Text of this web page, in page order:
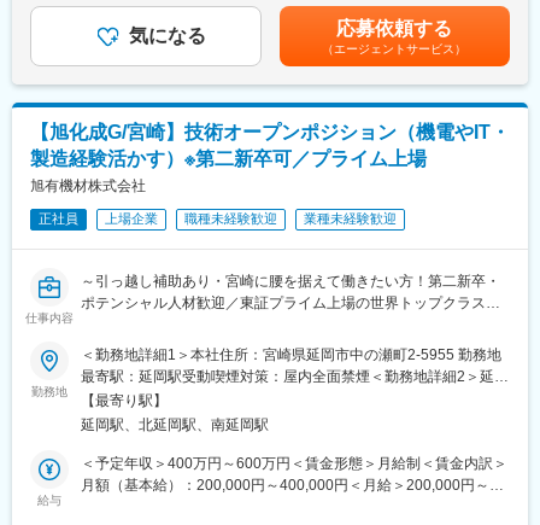
術の研究もあるなど、専門性を活かし研究スタッフとしてレベル
アップすることができます。
上流～下流まで多くの案件を常時保有しており、その方の目指し
ているスキル習得と現在のレベルに応じて常駐先を決めることが
できます。
■キャリアアップ：
リクルートグループのノウハウを活かし、（1）生涯エンジニア
（2）リーダー（3）大手メーカーへ進む3つの道を用意。案件ベ
ースでエンジニアの人生を決めるのではなく、本人の希望に沿い
ながら就業先の選定します。
で主体的に関わります。
＜主なプロセス＞
製品企画・仕様検討→コンセプト設計→3D CAD 詳細設計→デザ
適性に応じて設計・解析・評価を担当しつつ、工程を横断した挑
戦も可能。（例：設計→評価、評価→量産立上げ など）
■入社後のステップ
段階的に専門性を高められる教育体制を整えています。
STEP1：導入研修（製造現場で構造・検査を理解）
STEP2：OJT（CAD設計・検証・評価・DR資料作成）
STEP3：専門研修（樹脂材料／流体／半導体プロセス／CAE／語
学）
STEP4：小規模案件で一連工程を経験
■ポジションの魅力
・顧客との仕様調整から、アイディア創出 → 設計 → 評価 → 製造
移管まで一貫して携われるため、自分の提案がそのまま製品にな
・清浄度・耐薬品性・流体制御精度が要求される先端分野で、技
術者として大きく成長できる環境です。
る可能性があります。月給(月額)は固定手当を含めた表記です。
気になる 応募依頼する
（エージェントサービス）
【旭化成G/宮崎】技術オープンポジション（機電やIT・
製造経験活かす）※第二新卒可／プライム上場
旭有機材株式会社
正社員 上場企業 職種未経験歓迎 業種未経験歓迎
仕事内容
～引っ越し補助あり・宮崎に腰を据えて働きたい方！第二新卒・
ポテンシャル人材歓迎／東証プライム上場の世界トップクラスシ
ックス有※ポジションによる～
『工業用樹脂バルブ』を世界で初めて開発した当社。「錆びな
い、薬液に侵されない、軽い」といった樹脂ならではの特徴を生
かした製品は、水族館や半導体工場、医薬品工場、農業現場な
ど、様々なフィールドで活躍しています。
本ポジションは、宮崎本社（延岡）での技術職での募集です。応
勤務地
＜勤務地詳細1＞本社住所：宮崎県延岡市中の瀬町2-5955 勤務地
最寄駅：延岡駅受動喫煙対策：屋内全面禁煙＜勤務地詳細2＞延岡
工場住所：宮崎県延岡市中の瀬町2丁目5955 受動喫煙対策：屋内
喫煙可能場所あり変更の範囲：会社の定める事業所（リモートワ
【最寄り駅】
延岡駅、北延岡駅、南延岡駅
給与
＜予定年収＞400万円～600万円＜賃金形態＞月給制＜賃金内訳＞
月額（基本給）：200,000円～400,000円＜月給＞200,000円～